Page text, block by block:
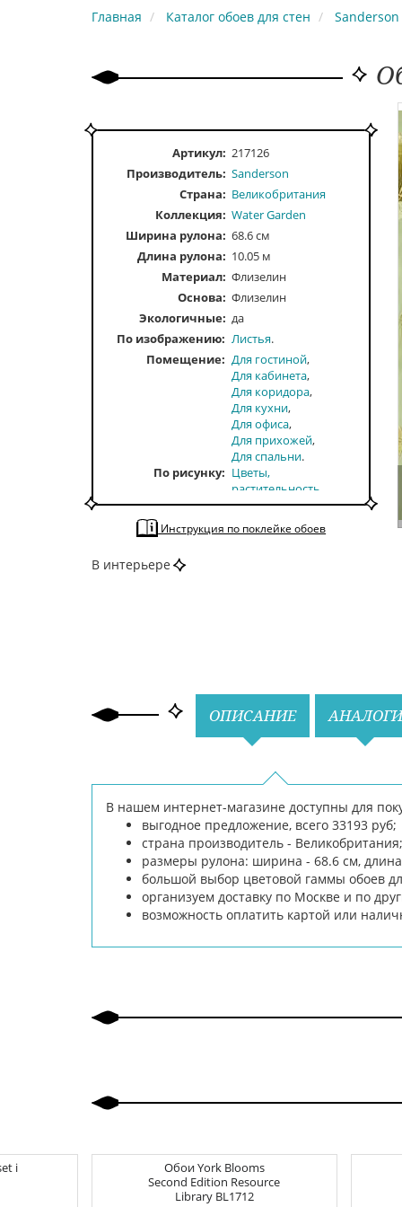
Главная Каталог обоев для стен Sanderson
Артикул: 217126
Производитель: Sanderson
Страна: Великобритания
Коллекция: Water Garden
Ширина рулона: 68.6 см
Длина рулона: 10.05 м
Материал: Флизелин
Основа: Флизелин
Экологичные: да
По изображению
Листья
Помещение
Для гостиной
Для кабинета
Для коридора
Для кухни
Для офиса
Для прихожей
Для спальни
По рисунку
Цветы,
растительность
По стилю Ар-Нуво Арт-деко
По тону Светлые
Инструкция по поклейке обоев
В интерьере
ОПИСАНИЕ АНАЛОГИ
В нашем интернет-магазине доступны для
выгодное предложение, всего 33193 руб;
страна производитель - Великобритания;
размеры рулона: ширина - 68.6 см,
большой выбор цветовой гаммы обоев
организуем доставку по Москве и по
возможность оплатить картой или
i ОбоиYork Blooms
Second Edition Resource
Library BL1712